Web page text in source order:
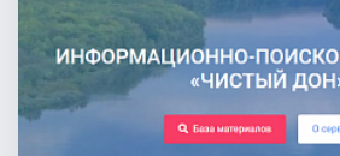
назначенных на 20 сентября 2026
года